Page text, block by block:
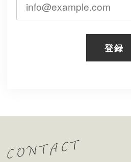
登録